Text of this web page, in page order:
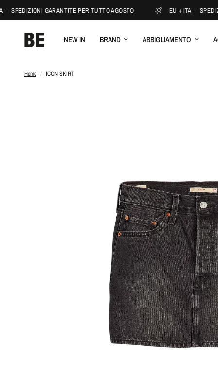
SPEDIZIONI GARANTITE PER TUTTO AGOSTO EU + ITA —
NEW IN BRAND ABBIGLIAMENTO
Home / ICON SKIRT